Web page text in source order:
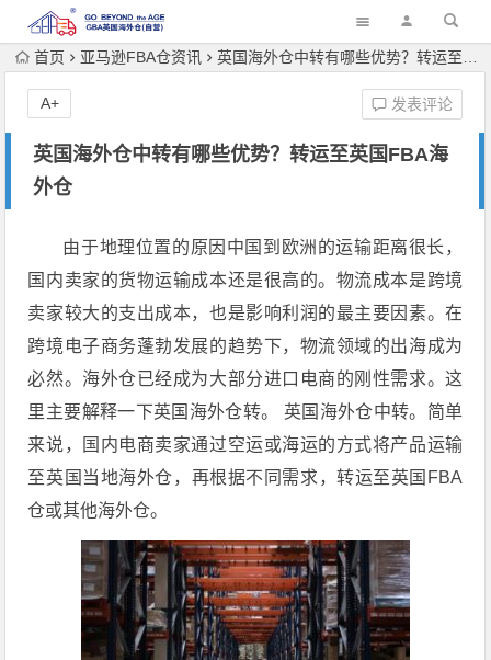
首页 亚马逊FBA仓资讯 英国海外仓中转有哪些优势？转运至英国FBA海外仓
英国海外仓中转有哪些优势？转运至英国FBA海
外仓
发表评论
A+
由于地理位置的原因中国到欧洲的运输距离很长，
国内卖家的货物运输成本还是很高的。物流成本是跨境
卖家较大的支出成本，也是影响利润的最主要因素。在
跨境电子商务蓬勃发展的趋势下，物流领域的出海成为
必然。海外仓已经成为大部分进口电商的刚性需求。这
里主要解释一下英国海外仓转。 英国海外仓中转。简单
来说，国内电商卖家通过空运或海运的方式将产品运输
至英国当地海外仓，再根据不同需求，转运至英国FBA
仓或其他海外仓。